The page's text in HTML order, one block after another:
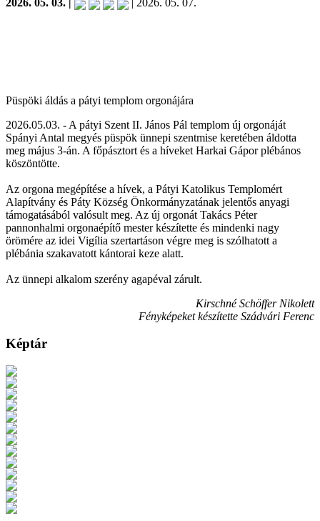
2026. 05. 03. | | 2026. 05. 07.
Püspöki áldás a pátyi templom orgonájára
2026.05.03. - A pátyi Szent II. János Pál templom új orgonáját
Spányi Antal megyés püspök ünnepi szentmise keretében áldotta
meg május 3-án. A főpásztort és a híveket Harkai Gápor plébános
köszöntötte.
Az orgona megépítése a hívek, a Pátyi Katolikus Templomért
Alapítvány és Páty Község Önkormányzatának jelentős anyagi
támogatásából valósult meg. Az új orgonát Takács Péter
pannonhalmi orgonaépítő mester készítette és mindenki nagy
örömére az idei Vigília szertartáson végre meg is szólhatott a
plébánia szakavatott kántorai keze alatt.
Az ünnepi alkalom szerény agapéval zárult.
Kirschné Schöffer Nikolett
Fényképeket készítette Szádvári Ferenc
Képtár